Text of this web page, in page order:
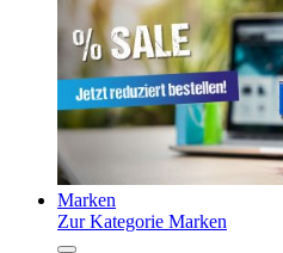
Marken
Zur Kategorie Marken